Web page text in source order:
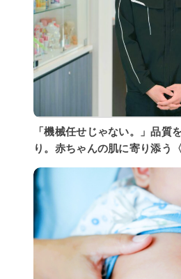
「機械任せじゃない。」品質
り。赤ちゃんの肌に寄り添う